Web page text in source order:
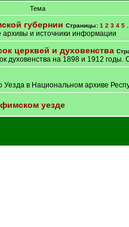
Тема
губернии Страницы: 1 2 3 4 5
и источники информации
церквей и духовенства
духовенства на 1898 и 1912
Уезда в Национальном архиве
уезде